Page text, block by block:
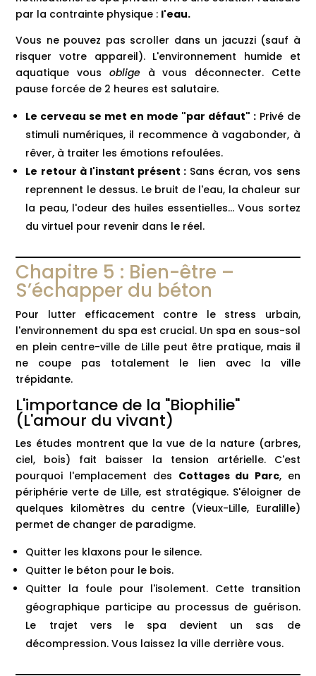
par la contrainte physique : l'eau.
Vous ne pouvez pas scroller dans un jacuzzi (sauf à
risquer votre appareil). L'environnement humide et
aquatique vous obligeà vous déconnecter. Cette
pause forcée de 2 heures est salutaire.
Le cerveau se met en mode "par défaut" :Privé de
stimuli numériques, il recommence à vagabonder, à
rêver, à traiter les émotions refoulées.
Le retour à l'instant présent : Sans écran, vos sens
reprennent le dessus. Le bruit de l'eau, la chaleur sur
la peau, l'odeur des huiles essentielles... Vous sortez
du virtuel pour revenir dans le réel.
Chapitre 5 : Bien-être –
S’échapper du béton
Pour lutter efficacement contre le stress urbain,
l'environnement du spa est crucial. Un spa en sous-sol
en plein centre-ville de Lille peut être pratique, mais il
ne coupe pas totalement le lien avec la ville
trépidante.
L'importance de la "Biophilie"
(L'amour du vivant)
Les études montrent que la vue de la nature (arbres,
ciel, bois) fait baisser la tension artérielle. C'est
pourquoi l'emplacement des Cottages du Parc, en
périphérie verte de Lille, est stratégique. S'éloigner de
quelques kilomètres du centre (Vieux-Lille, Euralille)
permet de changer de paradigme.
Quitter les klaxons pour le silence.
Quitter le béton pour le bois.
Quitter la foule pour l'isolement. Cette transition
géographique participe au processus de guérison.
Le trajet vers le spa devient un sas de
décompression. Vous laissez la ville derrière vous.